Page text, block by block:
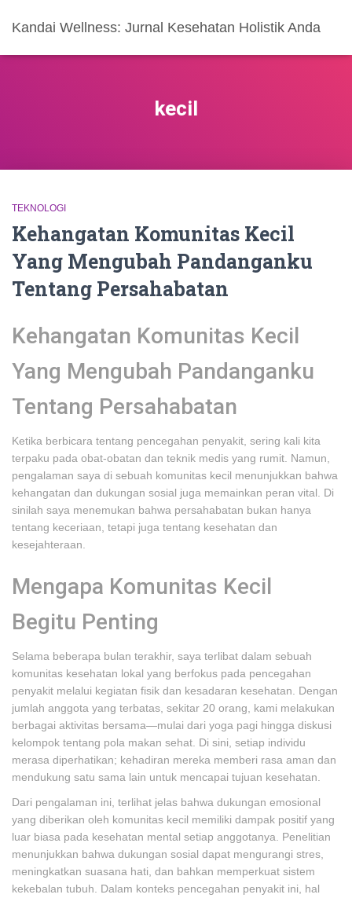
Kandai Wellness: Jurnal Kesehatan Holistik Anda
kecil
TEKNOLOGI
Kehangatan Komunitas Kecil
Yang Mengubah Pandanganku
Tentang Persahabatan
Kehangatan Komunitas Kecil
Yang Mengubah Pandanganku
Tentang Persahabatan
Ketika berbicara tentang pencegahan penyakit, sering kali kita
terpaku pada obat-obatan dan teknik medis yang rumit. Namun,
pengalaman saya di sebuah komunitas kecil menunjukkan bahwa
kehangatan dan dukungan sosial juga memainkan peran vital. Di
sinilah saya menemukan bahwa persahabatan bukan hanya
tentang keceriaan, tetapi juga tentang kesehatan dan
kesejahteraan.
Mengapa Komunitas Kecil
Begitu Penting
Selama beberapa bulan terakhir, saya terlibat dalam sebuah
komunitas kesehatan lokal yang berfokus pada pencegahan
penyakit melalui kegiatan fisik dan kesadaran kesehatan. Dengan
jumlah anggota yang terbatas, sekitar 20 orang, kami melakukan
berbagai aktivitas bersama—mulai dari yoga pagi hingga diskusi
kelompok tentang pola makan sehat. Di sini, setiap individu
merasa diperhatikan; kehadiran mereka memberi rasa aman dan
mendukung satu sama lain untuk mencapai tujuan kesehatan.
Dari pengalaman ini, terlihat jelas bahwa dukungan emosional
yang diberikan oleh komunitas kecil memiliki dampak positif yang
luar biasa pada kesehatan mental setiap anggotanya. Penelitian
menunjukkan bahwa dukungan sosial dapat mengurangi stres,
meningkatkan suasana hati, dan bahkan memperkuat sistem
kekebalan tubuh. Dalam konteks pencegahan penyakit ini, hal